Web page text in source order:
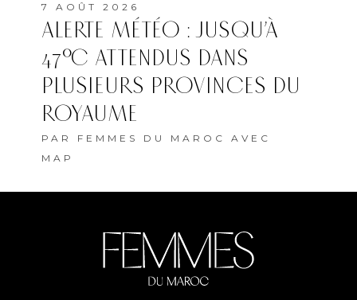
7 AOÛT 2026
ALERTE MÉTÉO : JUSQU’À
47°C ATTENDUS DANS
PLUSIEURS PROVINCES DU
ROYAUME
PAR FEMMES DU MAROC AVEC
MAP